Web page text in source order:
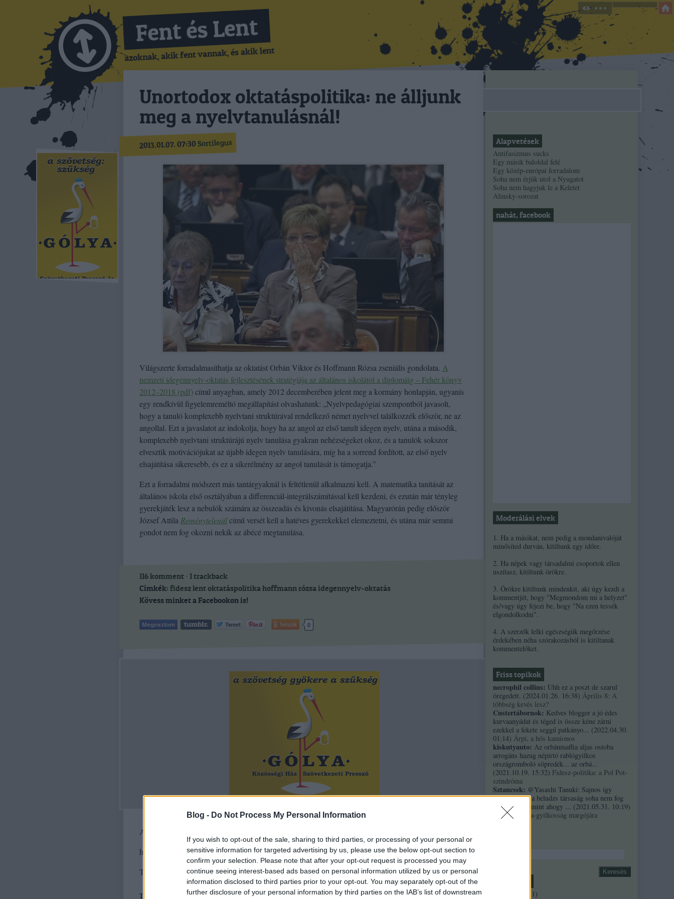
Blog - Do Not Process My Personal Information
If you wish to opt-out of the sale, sharing to third parties, or processing of your personal or
sensitive information for targeted advertising by us, please use the below opt-out section to
confirm your selection. Please note that after your opt-out request is processed you may
continue seeing interest-based ads based on personal information utilized by us or personal
information disclosed to third parties prior to your opt-out. You may separately opt-out of the
further disclosure of your personal information by third parties on the IAB’s list of downstream
Fent és Lent
azoknak, akik fent vannak, és akik lent
Unortodox oktatáspolitika: ne álljunk
meg a nyelvtanulásnál!
2013.01.07. 07:30Sortilegus
Világszerte forradalmasíthatja az oktatást Orbán Viktor és Hoffmann Rózsa zseniális gondolata. A
nemzeti idegennyelv-oktatás fejlesztésének stratégiája az általános iskolától a diplomáig – Fehér könyv
2012–2018 (pdf)című anyagban, amely 2012 decemberében jelent meg a kormány honlapján, ugyanis
egy rendkívül figyelemreméltó megállapítást olvashatunk: „Nyelvpedagógiai szempontból javasolt,
hogy a tanuló komplexebb nyelvtani struktúrával rendelkező német nyelvvel találkozzék először, ne az
angollal. Ezt a javaslatot az indokolja, hogy ha az angol az első tanult idegen nyelv, utána a második,
komplexebb nyelvtani struktúrájú nyelv tanulása gyakran nehézségeket okoz, és a tanulók sokszor
elvesztik motivációjukat az újabb idegen nyelv tanulására, míg ha a sorrend fordított, az első nyelv
elsajátítása sikeresebb, és ez a sikerélmény az angol tanulását is támogatja.”
Ezt a forradalmi módszert más tantárgyaknál is feltétlenül alkalmazni kell. A matematika tanítását az
általános iskola első osztályában a differenciál-integrálszámítással kell kezdeni, és ezután már tényleg
gyerekjáték lesz a nebulók számára az összeadás és kivonás elsajátítása. Magyarórán pedig először
József Attila Reménytelenülcímű versét kell a hatéves gyerekekkel elemeztetni, és utána már semmi
gondot nem fog okozni nekik az ábécé megtanulása.
116komment · 1trackback
Címkék: fideszlentoktatáspolitikahoffmann rózsaidegennyelv-oktatás
Kövess minket a Facebookon is!
Tetszik 0
A bejegyzés trackback címe:
https://fenteslent.blog.hu/api/trackback/id/4997690
Trackbackek, pingbackek:
Trackback: Mandiner blogajánló 2013.01.07. 08:52:02
Alapvetések
Antifasizmus sucks
Egy másik baloldal felé
Egy közép-európai forradalom
Soha nem érjük utol a Nyugatot
Soha nem hagyjuk le a Keletet
Alinsky-sorozat
nahát, facebook
Moderálási elvek
1. Ha a másikat, nem pedig a mondanivalóját
minősíted durván, kitiltunk egy időre.
2. Ha népek vagy társadalmi csoportok ellen
uszítasz, kitiltunk örökre.
3. Örökre kitiltunk mindenkit, aki úgy kezdi a
kommentjét, hogy "Megmondom mi a helyzet"
és/vagy úgy fejezi be, hogy "Na ezen tessék
elgondolkodni".
4. A szerzők lelki egészségük megőrzése
érdekében néha szórakozásból is kitiltanak
kommentelőket.
Friss topikok
necrophil collins: Uhh ez a poszt de szarul
öregedett. (2024.01.26. 16:38) Április 8: A
többség kevés lesz?
Custertábornok: Kedves blogger a jó édes
kurvaanyádat és téged is össze kéne zárni
ezekkel a fekete seggű patkányo... (2022.04.30.
01:14) Árpi, a hős kamionos
kiskutyauto: Az orbánmaffia aljas ostoba
arrogáns hazug népirtó rablógyilkos
országromboló söpredék... az orbá...
(2021.10.19. 15:32) Fidesz-politika: a Pol Pot-
szindróma
Sztancsek: @Yasashi Tanuki: Sajnos így
valahogy. Ez a beludzs társaság soha nem fog
integrálódni, mint ahogy ... (2021.05.31. 10:19)
A Bándy Kata-gyilkosság margójára
1 )